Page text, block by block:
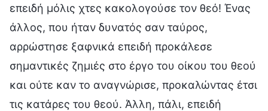
επειδή μόλις χτες κακολογούσε τον θεό! Ένας
άλλος, που ήταν δυνατός σαν ταύρος,
αρρώστησε ξαφνικά επειδή προκάλεσε
σημαντικές ζημιές στο έργο του οίκου του θεού
και ούτε καν το αναγνώρισε, προκαλώντας έτσι
τις κατάρες του θεού. Άλλη, πάλι, επειδή